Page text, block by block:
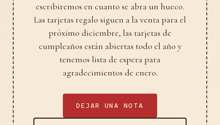
escribiremos en cuanto se abra un hueco.
Las tarjetas regalo siguen a la venta para el
próximo diciembre, las tarjetas de
cumpleaños están abiertas todo el año y
tenemos lista de espera para
agradecimientos de enero.
DEJAR UNA NOTA